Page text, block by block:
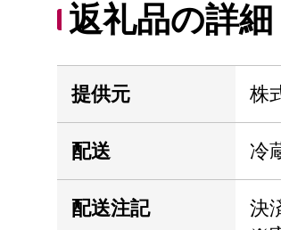
返礼品の詳細
提供元 株
配送 冷
配送注記
決